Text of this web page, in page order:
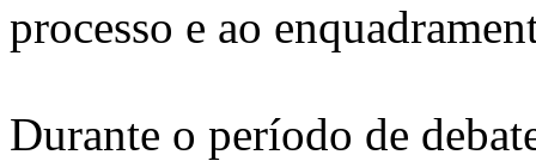
processo e ao
Durante o período de